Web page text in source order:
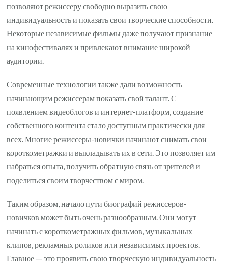
позволяют режиссеру свободно выразить свою
индивидуальность и показать свои творческие способности.
Некоторые независимые фильмы даже получают признание
на кинофестивалях и привлекают внимание широкой
аудитории.
Современные технологии также дали возможность
начинающим режиссерам показать свой талант. С
появлением видеоблогов и интернет-платформ, создание
собственного контента стало доступным практически для
всех. Многие режиссеры-новички начинают снимать свои
короткометражки и выкладывать их в сети. Это позволяет им
набраться опыта, получить обратную связь от зрителей и
поделиться своим творчеством с миром.
Таким образом, начало пути биографий режиссеров-
новичков может быть очень разнообразным. Они могут
начинать с короткометражных фильмов, музыкальных
клипов, рекламных роликов или независимых проектов.
Главное — это проявить свою творческую индивидуальность